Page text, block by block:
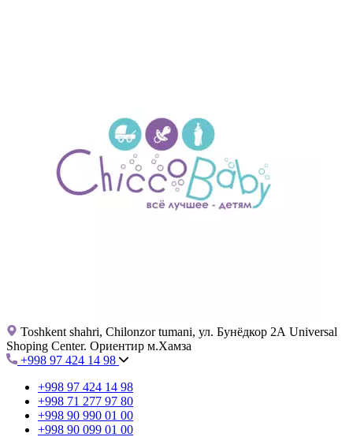
Toshkent shahri, Chilonzor tumani, ул. Бунёдкор 2А Universal
Shoping Center. Ориентир м.Хамза
+998 97 424 14 98
+998 97 424 14 98
+998 71 277 97 80
+998 90 990 01 00
+998 90 099 01 00